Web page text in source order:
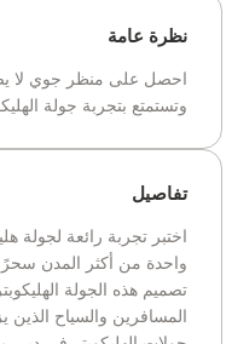
نظرة عامة
احصل على منظر جوي لا
وتستمتع بتجربة جولة
تفاصيل
اختبر تجربة رائعة لجولة
واحدة من أكثر المدن
تصميم هذه الجولة
المسافرين والسياح